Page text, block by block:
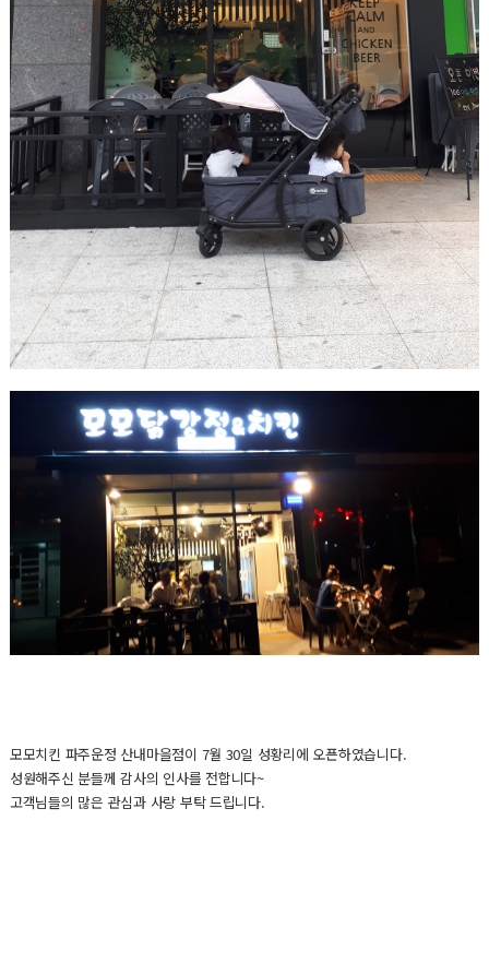
모모치킨 파주운정 산내마을점이 7월 30일 성황리에 오픈하였습니다.
성원해주신 분들께 감사의 인사를 전합니다~
고객님들의 많은 관심과 사랑 부탁 드립니다.